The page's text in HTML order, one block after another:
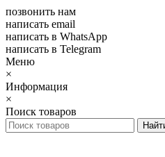
позвонить нам
написать email
написать в WhatsApp
написать в Telegram
Меню
×
Информация
×
Поиск товаров